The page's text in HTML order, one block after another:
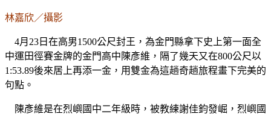
林嘉欣／攝影
4月23日在高男1500公尺封王，為金門縣拿下史上第一面全
中運田徑賽金牌的金門高中陳彥維，隔了幾天又在800公尺以
1:53.89後來居上再添一金，用雙金為這趟奇趟旅程畫下完美的
句點。
陳彥維是在烈嶼國中二年級時，被教練謝佳鈞發崛，烈嶼國